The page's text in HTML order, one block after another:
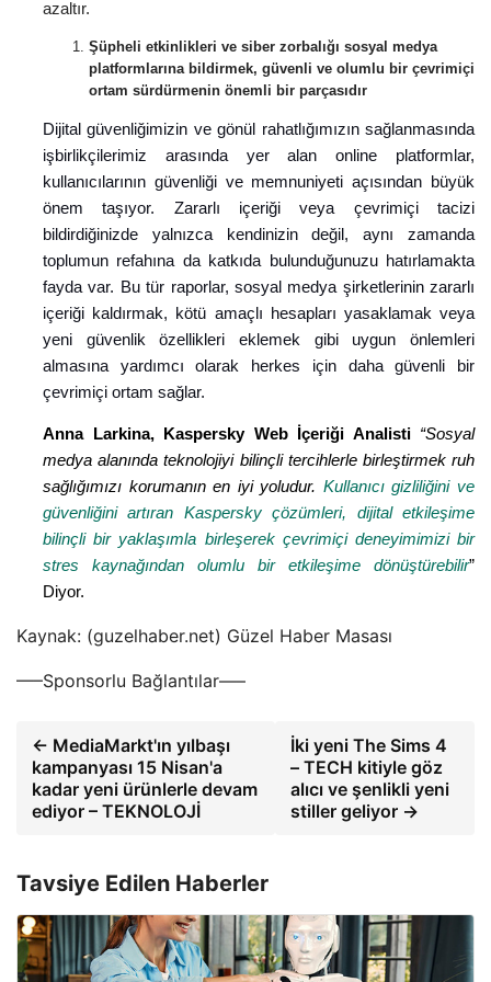
azaltır.
Şüpheli etkinlikleri ve siber zorbalığı sosyal medya
platformlarına bildirmek, güvenli ve olumlu bir çevrimiçi
ortam sürdürmenin önemli bir parçasıdır
Dijital güvenliğimizin ve gönül rahatlığımızın sağlanmasında
işbirlikçilerimiz arasında yer alan online platformlar,
kullanıcılarının güvenliği ve memnuniyeti açısından büyük
önem taşıyor. Zararlı içeriği veya çevrimiçi tacizi
bildirdiğinizde yalnızca kendinizin değil, aynı zamanda
toplumun refahına da katkıda bulunduğunuzu hatırlamakta
fayda var. Bu tür raporlar, sosyal medya şirketlerinin zararlı
içeriği kaldırmak, kötü amaçlı hesapları yasaklamak veya
yeni güvenlik özellikleri eklemek gibi uygun önlemleri
almasına yardımcı olarak herkes için daha güvenli bir
çevrimiçi ortam sağlar.
Anna Larkina, Kaspersky Web İçeriği Analisti“Sosyal
medya alanında teknolojiyi bilinçli tercihlerle birleştirmek ruh
sağlığımızı korumanın en iyi yoludur. Kullanıcı gizliliğini ve
güvenliğini artıran Kaspersky çözümleri, dijital etkileşime
bilinçli bir yaklaşımla birleşerek çevrimiçi deneyimimizi bir
stres kaynağından olumlu bir etkileşime dönüştürebilir”
Diyor.
Kaynak: (guzelhaber.net) Güzel Haber Masası
—–Sponsorlu Bağlantılar—–
← MediaMarkt'ın yılbaşı
kampanyası 15 Nisan'a
kadar yeni ürünlerle devam
ediyor – TEKNOLOJİ
İki yeni The Sims 4
– TECH kitiyle göz
alıcı ve şenlikli yeni
stiller geliyor →
Tavsiye Edilen Haberler